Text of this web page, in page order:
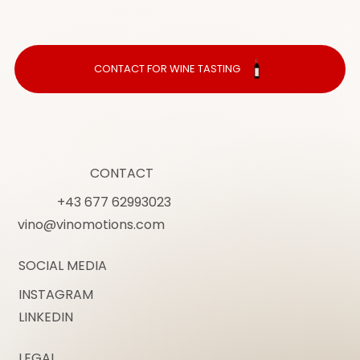
CONTACT FOR WINE TASTING
CONTACT
+43 677 62993023
vino@vinomotions.com
SOCIAL MEDIA
INSTAGRAM
LINKEDIN